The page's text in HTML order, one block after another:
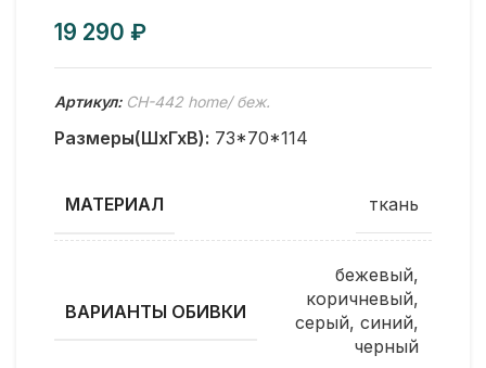
₽
Артикул: CH-442 home/ беж.
Размеры(ШхГхВ): 73*70*114
МАТЕРИАЛ ткань
ВАРИАНТЫ ОБИВКИ
бежевый,
коричневый,
серый, синий,
черный